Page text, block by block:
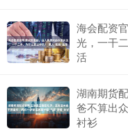
海会配资
光，一干
活
湖南期货
爸不算出
衬衫